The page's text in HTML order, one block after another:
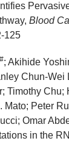
Blood
125
#; Akihide
Chun-Wei
Timothy Chu;
Mato; Peter
Omar
in the